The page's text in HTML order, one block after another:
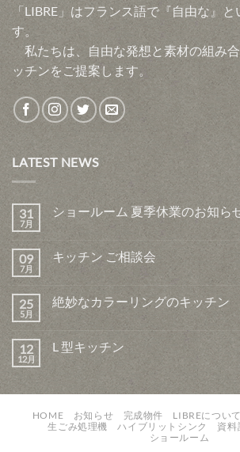
「LIBRE」はフランス語で『自由な』
す。
私たちは、自由な発想と素材の組み
ッチンをご提案します。
LATEST NEWS
31
7月
ショールーム 夏季休業のお知ら
09
7月
キッチン ご相談会
25
5月
絶妙なカラーリングのキッチン
12
12月
L 型キッチン
HOME お知らせ 完成物件 LIBREについて
生ごみ処理機
ハイブリットシンク 資料
ショールーム